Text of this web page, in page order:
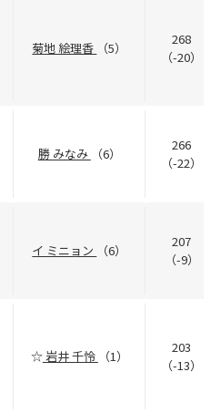
菊地 絵理香 （5）
268
（-20）
勝 みなみ （6）
266
（-22）
イ ミニョン （6）
207
（-9）
☆岩井 千怜 （1）
203
（-13）